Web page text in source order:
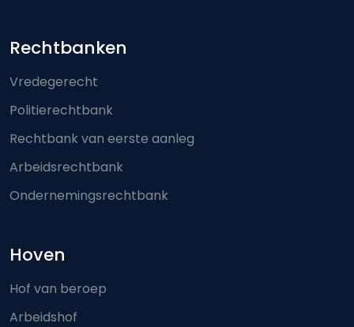
Footer-menu
Rechtbanken
Vredegerecht
Politierechtbank
Rechtbank van eerste aanleg
Arbeidsrechtbank
Ondernemingsrechtbank
Hoven
Hof van beroep
Arbeidshof